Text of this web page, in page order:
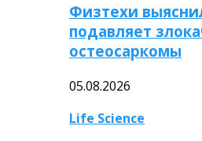
Физтехи
подавляет
остеосаркомы
05.08.2026
Life Science